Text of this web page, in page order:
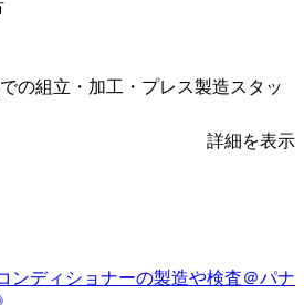
の組立・加工・プレス製造スタッ
詳細を表示